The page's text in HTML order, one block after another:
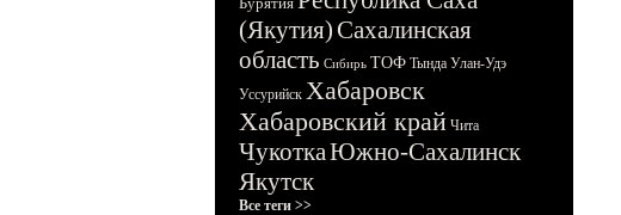
(Якутия)Сахалинская
область Сибирь ТОФ Тында Улан-Удэ
Уссурийск Хабаровск
Хабаровский край Чита
ЧукоткаЮжно-Сахалинск
Якутск
Все теги >>